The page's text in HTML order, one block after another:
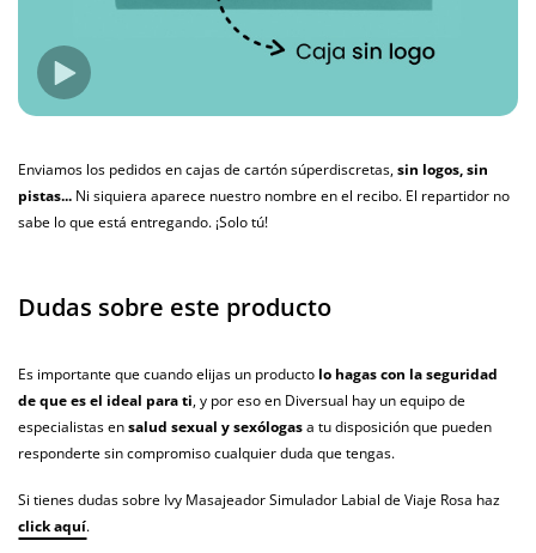
Enviamos los pedidos en cajas de cartón súperdiscretas,sin logos, sin
pistas... Ni siquiera aparece nuestro nombre en el recibo. El repartidor no
sabe lo que está entregando. ¡Solo tú!
Dudas sobre este producto
Es importante que cuando elijas un producto lo hagas con la seguridad
de que es el ideal para ti, y por eso en Diversual hay un equipo de
especialistas ensalud sexual y sexólogasa tu disposición que pueden
responderte sin compromiso cualquier duda que tengas.
Si tienes dudas sobre Ivy Masajeador Simulador Labial de Viaje Rosa haz
click aquí.